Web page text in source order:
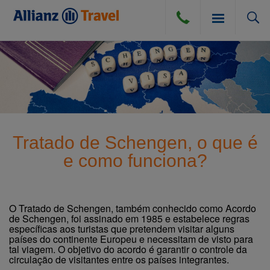
SEGURO VIAGEM
SEGURO VIAGEM TERRESTRE
CANCELAMENTO POR DIVERSAS CAUSAS
BLOG
COMPRA DE CÂMBIO
PERGUNTAS FREQUENTES
ATENDIMENTO
INSTITUCIONAL
Tratado de Schengen, o que é
e como funciona?
O Tratado de Schengen, também conhecido como Acordo
de Schengen, foi assinado em 1985 e estabelece regras
específicas aos turistas que pretendem visitar alguns
países do continente Europeu e necessitam de visto para
tal viagem. O objetivo do acordo é garantir o controle da
circulação de visitantes entre os países integrantes.